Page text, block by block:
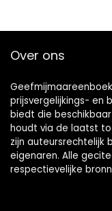
Over ons
prijsvergelijkings- en
biedt die
houdt via de laatst
zijn auteursrechtelijk
eigenaren. Alle
respectievelijke